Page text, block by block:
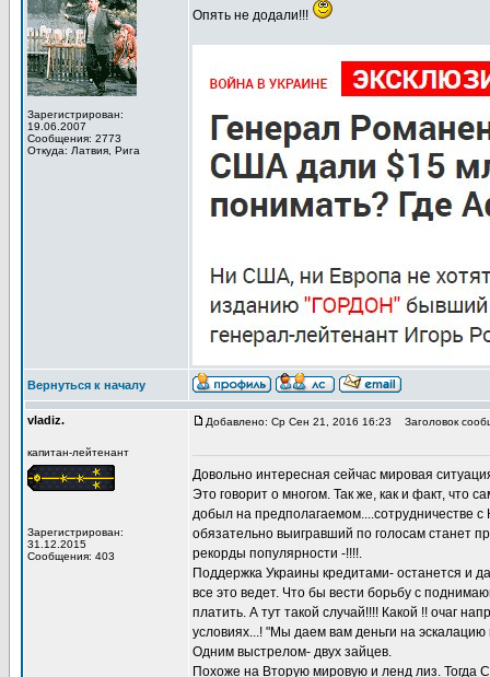
Зарегистрирован:
19.06.2007
Сообщения: 2773
Откуда: Латвия, Рига
Опять не додали!!!
Вернуться к началу
vladiz.
капитан-лейтенант
Зарегистрирован:
31.12.2015
Сообщения: 403
Добавлено: Ср Сен 21, 2016 16:23 Заголовок
Довольно интересная сейчас мировая
Это говорит о многом. Так же, как и факт, что
добыл на предполагаемом....сотрудничестве
обязательно выигравший по голосам станет
рекорды популярности -!!!!.
Поддержка Украины кредитами- останется и
все это ведет. Что бы вести борьбу с
платить. А тут такой случай!!!! Какой !! очаг
условиях...! "Мы даем вам деньги на
Одним выстрелом- двух зайцев.
Похоже на Вторую мировую и ленд лиз. Тогда